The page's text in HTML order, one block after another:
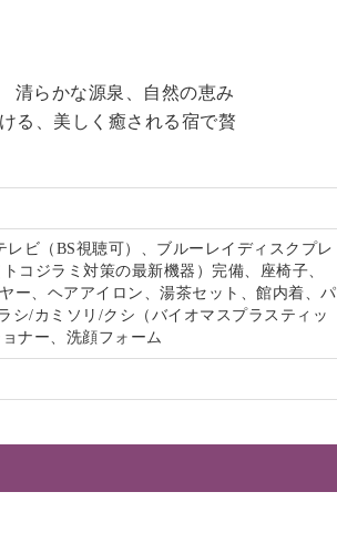
清らかな源泉、自然の恵み
る、美しく癒される宿で贅
ビ（BS視聴可）、ブルーレイディスクプレ
コジラミ対策の最新機器）完備、座椅子、
ー、ヘアアイロン、湯茶セット、館内着、パ
シ/カミソリ/クシ（バイオマスプラスティッ
ナー、洗顔フォーム